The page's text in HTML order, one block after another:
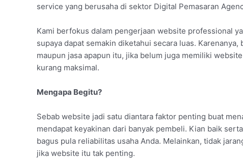
service yang berusaha di sektor Digital Pemasaran
Kami berfokus dalam pengerjaan website professional
supaya dapat semakin diketahui secara luas.
maupun jasa apapun itu, jika belum juga memiliki
kurang maksimal.
Mengapa Begitu?
Sebab website jadi satu diantara faktor penting buat
mendapat keyakinan dari banyak pembeli. Kian baik
bagus pula reliabilitas usaha Anda. Melainkan, tidak
jika website itu tak penting.